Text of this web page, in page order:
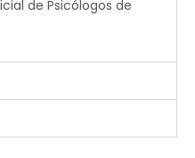
de Psicólogos de